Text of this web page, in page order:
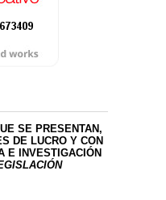
SE PRESENTAN,
DE LUCRO Y CON
E INVESTIGACIÓN